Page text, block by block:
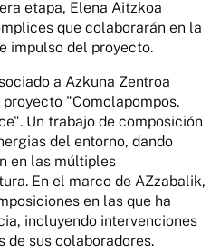
etapa, Elena Aitzkoa
que colaborarán en la
impulso del proyecto.
a Azkuna Zentroa
"Comclapompos.
Un trabajo de composición
del entorno, dando
en las múltiples
En el marco de AZzabalik,
en las que ha
incluyendo intervenciones
de sus colaboradores.